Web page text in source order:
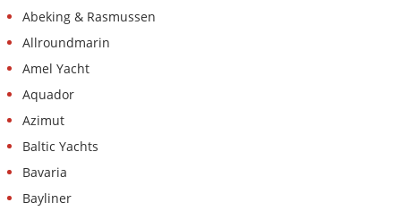
iate
Serviço
Barcos
Abeking & Rasmussen
Allroundmarin
Amel Yacht
Aquador
Azimut
Baltic Yachts
Bavaria
Bayliner